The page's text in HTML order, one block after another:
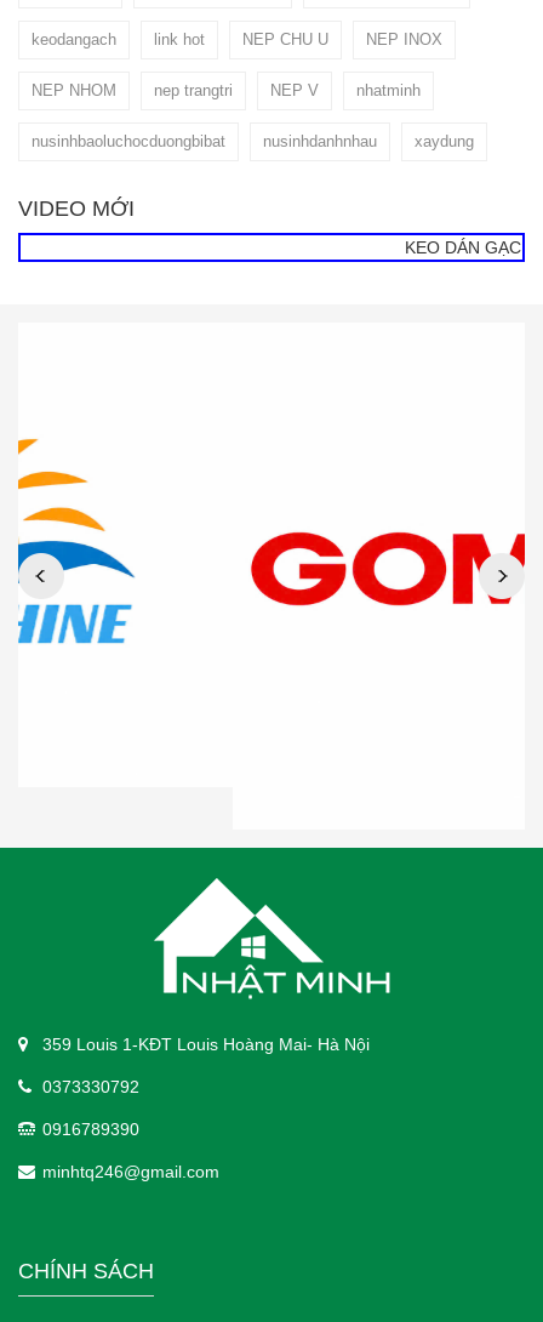
keodangach link hot NEP CHU U NEP INOX
NEP NHOM nep trangtri NEP V nhatminh
nusinhbaoluchocduongbibat nusinhdanhnhau xaydung
VIDEO MỚI
KEO DÁN GẠCH CÁ
359 Louis 1-KĐT Louis Hoàng Mai- Hà Nội
0373330792
0916789390
minhtq246@gmail.com
CHÍNH SÁCH